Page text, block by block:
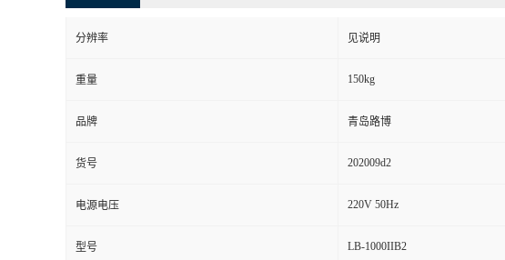
分辨率 见说明
重量 150kg
品牌 青岛路博
货号 202009d2
电源电压 220V 50Hz
型号 LB-1000IIB2